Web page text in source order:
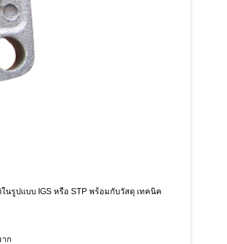
นรูปแบบ IGS หรือ STP พร้อมกับวัสดุ เทคนิค
าก